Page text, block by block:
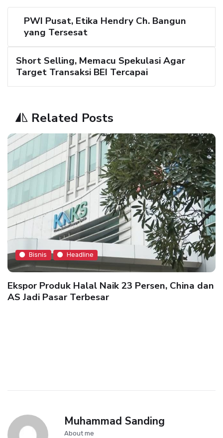
PWI Pusat, Etika Hendry Ch. Bangun
yang Tersesat
Short Selling, Memacu Spekulasi Agar
Target Transaksi BEI Tercapai
Related Posts
Bisnis Headline
Ekspor Produk Halal Naik 23 Persen, China dan
AS Jadi Pasar Terbesar
Muhammad Sanding
About me